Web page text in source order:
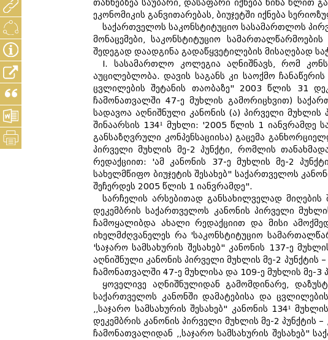
თანხებზეა საუბარი, დასაფარი იქნება წინა წლით
ეკონომიკის განვითარებას, ბიუჯეტში იქნება
საქართველოს საკონსტიტუციო სასამართლოს
მონაცემები, საკონსტიტუციო
შედეგად დაადგინა გადაწყვეტილების მისაღებად
I. სასამართლო კოლეგია აღნიშნავს, რომ
აუცილებლობა. დავის საგანს კი საოქმო
ცვლილების შეტანის თაობაზე" 2003 წლის 31
ჩამონათვალში 47-ე მუხლის გამორიცხვით)
სადავოა აღნიშნული კანონის (ა) პირველი მუხლის
შინაარსის 134¹ მუხლი: '2005 წლის 1 იანვრამდე
განსაზღვრული კონპენსაციისა) გაცემა
პირველი მუხლის მე-2 პუნქტი, რომლის
რედაქციით: 'ამ კანონის 37-ე მუხლის მე-2
სახელმწიფო ბიუჯეტის შესახებ" საქართველოს
შეჩერდეს 2005 წლის 1 იანვრამდე".
სარჩელის არსებითად განსახილველად მიღების
დეკემბრის საქართველოს კანონის პირველი
ჩამოყალიბდა ახალი რედაქციით და მისი
იხელმძღვანელეს რა 'საკონსტიტუციო
'საჯარო სამსახურის შესახებ" კანონის 137-ე
აღნიშნული კანონის პირველი მუხლის მე-2 პუნქტის
ჩამონათვალში 47-ე მუხლისა და 109-ე მუხლის მე-3
ყოველივე აღნიშნულიდან გამომდინარე,
საქართველოს კანონში დამატებისა და
,,საჯარო სამსახურის შესახებ" კანონის 134¹
დეკემბრის კანონის პირველი მუხლის მე-2 პუნქტის
ჩამონათვალიდან ,,საჯარო სამსახურის შესახებ"